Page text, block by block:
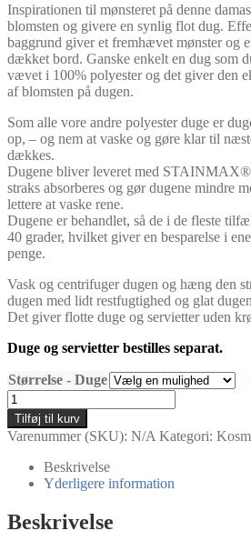
til
793,25 kr.
Inspirationen til mønsteret på denne
blomsten og givere en synlig flot dug.
baggrund giver et fremhævet mønster og
dækket bord. Ganske enkelt en dug som
vævet i 100% polyester og det giver den
af blomsten på dugen.
Som alle vore andre polyester duge er
op, – og nem at vaske og gøre klar til
dækkes.
Dugene bliver leveret med
straks absorberes og gør dugene mindre
lettere at vaske rene.
Dugene er behandlet, så de i de fleste
40 grader, hvilket giver en besparelse i
penge.
Vask og centrifuger dugen og hæng den
dugen med lidt restfugtighed og glat
Det giver flotte duge og servietter uden
Duge og servietter bestilles separat.
Størrelse - Duge
Mellemblå
Kosmos
damask
duge
servietter
Tilføj til kurv
Varenummer (SKU): N/A Kategori:
Beskrivelse
Yderligere information
Beskrivelse